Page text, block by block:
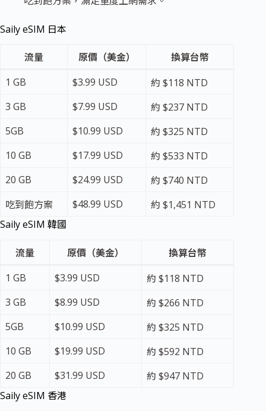
Saily eSIM 日本
流量 原價（美金）
換算台幣
1 GB
$3.99 USD
約 $118 NTD
3 GB
$7.99 USD
約 $237 NTD
5GB
$10.99 USD
約 $325 NTD
10 GB
$17.99 USD
約 $533 NTD
20 GB
$24.99 USD
約 $740 NTD
吃到飽方案
$48.99 USD
約 $1,451 NTD
Saily eSIM 韓國
流量 原價（美金）
換算台幣
1 GB
$3.99 USD
約 $118 NTD
3 GB
$8.99 USD
約 $266 NTD
5GB
$10.99 USD
約 $325 NTD
10 GB
$19.99 USD
約 $592 NTD
20 GB
$31.99 USD
約 $947 NTD
Saily eSIM 香港